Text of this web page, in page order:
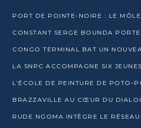
PORT DE POINTE-NOIRE : LE MÔLE EST PREND FORME ET